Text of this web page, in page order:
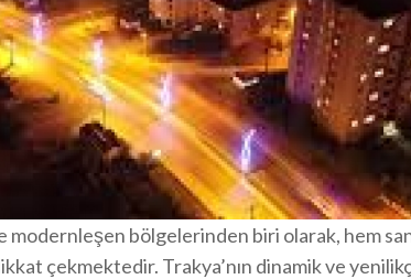
modernleşen bölgelerinden biri olarak, hem
çekmektedir. Trakya’nın dinamik ve